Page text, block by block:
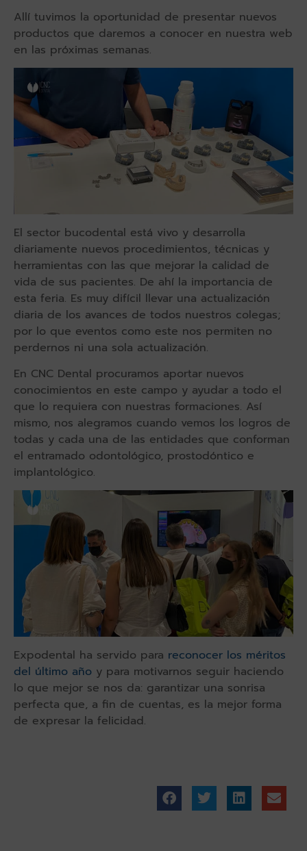
Allí tuvimos la oportunidad de presentar nuevos
productos que daremos a conocer en nuestra web
en las próximas semanas.
El sector bucodental está vivo y desarrolla
diariamente nuevos procedimientos, técnicas y
herramientas con las que mejorar la calidad de
vida de sus pacientes. De ahí la importancia de
esta feria. Es muy difícil llevar una actualización
diaria de los avances de todos nuestros colegas;
por lo que eventos como este nos permiten no
perdernos ni una sola actualización.
En CNC Dental procuramos aportar nuevos
conocimientos en este campo y ayudar a todo el
que lo requiera con nuestras formaciones. Así
mismo, nos alegramos cuando vemos los logros de
todas y cada una de las entidades que conforman
el entramado odontológico, prostodóntico e
implantológico.
Expodental ha servido para reconocer los méritos
del último año y para motivarnos seguir haciendo
lo que mejor se nos da: garantizar una sonrisa
perfecta que, a fin de cuentas, es la mejor forma
de expresar la felicidad.